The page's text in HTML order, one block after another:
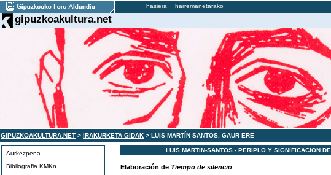
hasiera harremanetarako
gipuzkoakultura.net
GIPUZKOAKULTURA.NET > IRAKURKETA GIDAK > LUIS MARTÍN SANTOS, GAUR ERE
Aurkezpena
Bibliografia KMKn
LUIS MARTIN-SANTOS - PERIPLO Y SIGNIFICACION DE
Elaboración de Tiempo de silencio